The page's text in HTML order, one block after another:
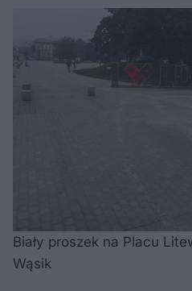
Biały proszek na Placu
Wąsik